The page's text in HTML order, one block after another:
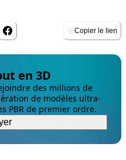
Copier le lien
en 3D
des millions de
de modèles ultra-
PBR de premier ordre.